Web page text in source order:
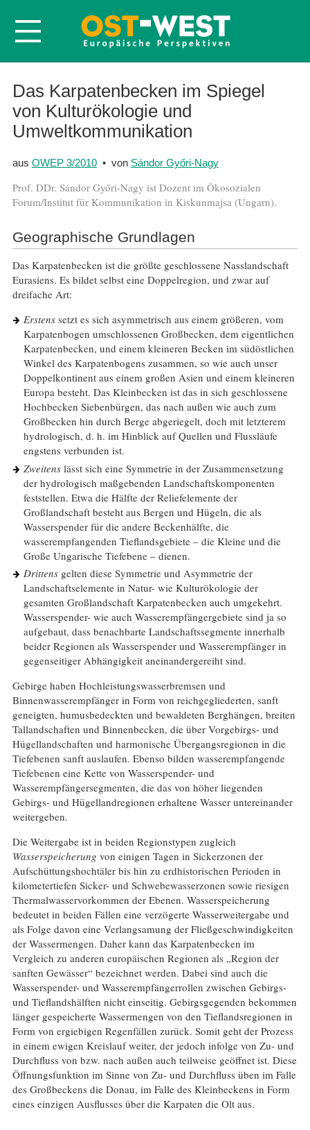
Startseite
Über OWEP
Volltexte
Probeheft
Abonnieren
Das Karpatenbecken im Spiegel
von Kulturökologie und
Umweltkommunikation
aus OWEP 3/2010• von Sándor Győri-Nagy
Prof. DDr. Sándor Győri-Nagy ist Dozent im Ökosozialen
Forum/Institut für Kommunikation in Kiskunmajsa (Ungarn).
Geographische Grundlagen
Das Karpatenbecken ist die größte geschlossene Nasslandschaft
Eurasiens. Es bildet selbst eine Doppelregion, und zwar auf
dreifache Art:
Erstenssetzt es sich asymmetrisch aus einem größeren, vom
Karpatenbogen umschlossenen Großbecken, dem eigentlichen
Karpatenbecken, und einem kleineren Becken im südöstlichen
Winkel des Karpatenbogens zusammen, so wie auch unser
Doppelkontinent aus einem großen Asien und einem kleineren
Europa besteht. Das Kleinbecken ist das in sich geschlossene
Hochbecken Siebenbürgen, das nach außen wie auch zum
Großbecken hin durch Berge abgeriegelt, doch mit letzterem
hydrologisch, d. h. im Hinblick auf Quellen und Flussläufe
engstens verbunden ist.
Zweitenslässt sich eine Symmetrie in der Zusammensetzung
der hydrologisch maßgebenden Landschaftskomponenten
feststellen. Etwa die Hälfte der Reliefelemente der
Großlandschaft besteht aus Bergen und Hügeln, die als
Wasserspender für die andere Beckenhälfte, die
wasserempfangenden Tieflandsgebiete – die Kleine und die
Große Ungarische Tiefebene – dienen.
Drittensgelten diese Symmetrie und Asymmetrie der
Landschaftselemente in Natur- wie Kulturökologie der
gesamten Großlandschaft Karpatenbecken auch umgekehrt.
Wasserspender- wie auch Wasserempfängergebiete sind ja so
aufgebaut, dass benachbarte Landschaftssegmente innerhalb
beider Regionen als Wasserspender und Wasserempfänger in
gegenseitiger Abhängigkeit aneinandergereiht sind.
Gebirge haben Hochleistungswasserbremsen und
Binnenwasserempfänger in Form von reichgegliederten, sanft
geneigten, humusbedeckten und bewaldeten Berghängen, breiten
Tallandschaften und Binnenbecken, die über Vorgebirgs- und
Hügellandschaften und harmonische Übergangsregionen in die
Tiefebenen sanft auslaufen. Ebenso bilden wasserempfangende
Tiefebenen eine Kette von Wasserspender- und
Wasserempfängersegmenten, die das von höher liegenden
Gebirgs- und Hügellandregionen erhaltene Wasser untereinander
weitergeben.
Die Weitergabe ist in beiden Regionstypen zugleich
Wasserspeicherung von einigen Tagen in Sickerzonen der
Aufschüttungshochtäler bis hin zu erdhistorischen Perioden in
kilometertiefen Sicker- und Schwebewasserzonen sowie riesigen
Thermalwasservorkommen der Ebenen. Wasserspeicherung
bedeutet in beiden Fällen eine verzögerte Wasserweitergabe und
als Folge davon eine Verlangsamung der Fließgeschwindigkeiten
der Wassermengen. Daher kann das Karpatenbecken im
Vergleich zu anderen europäischen Regionen als „Region der
sanften Gewässer“ bezeichnet werden. Dabei sind auch die
Wasserspender- und Wasserempfängerrollen zwischen Gebirgs-
und Tieflandshälften nicht einseitig. Gebirgsgegenden bekommen
länger gespeicherte Wassermengen von den Tieflandsregionen in
Form von ergiebigen Regenfällen zurück. Somit geht der Prozess
in einem ewigen Kreislauf weiter, der jedoch infolge von Zu- und
Durchfluss von bzw. nach außen auch teilweise geöffnet ist. Diese
Öffnungsfunktion im Sinne von Zu- und Durchfluss üben im Falle
des Großbeckens die Donau, im Falle des Kleinbeckens in Form
eines einzigen Ausflusses über die Karpaten die Olt aus.